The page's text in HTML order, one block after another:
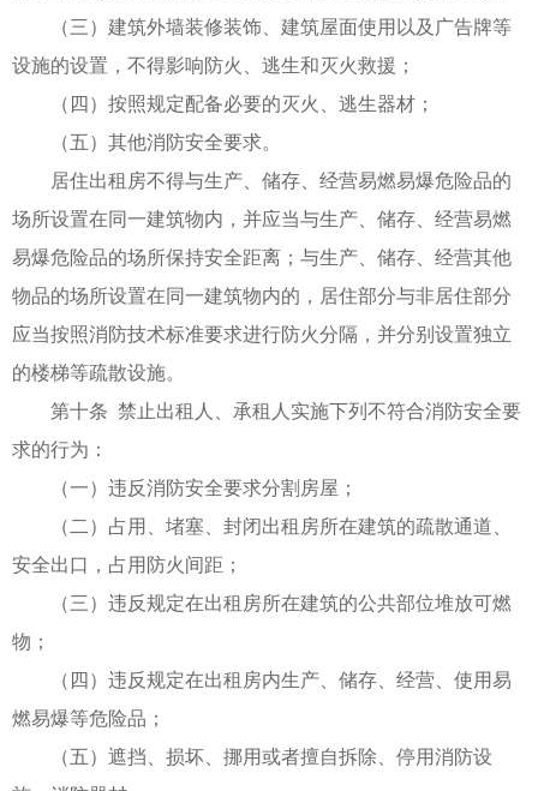
（三）建筑外墙装修装饰、建筑屋面使用以及广告牌等
设施的设置，不得影响防火、逃生和灭火救援；
（四）按照规定配备必要的灭火、逃生器材；
（五）其他消防安全要求。
居住出租房不得与生产、储存、经营易燃易爆危险品的
场所设置在同一建筑物内，并应当与生产、储存、经营易燃
易爆危险品的场所保持安全距离；与生产、储存、经营其他
物品的场所设置在同一建筑物内的，居住部分与非居住部分
应当按照消防技术标准要求进行防火分隔，并分别设置独立
的楼梯等疏散设施。
第十条 禁止出租人、承租人实施下列不符合消防安全要
求的行为：
（一）违反消防安全要求分割房屋；
（二）占用、堵塞、封闭出租房所在建筑的疏散通道、
安全出口，占用防火间距；
（三）违反规定在出租房所在建筑的公共部位堆放可燃
物；
（四）违反规定在出租房内生产、储存、经营、使用易
燃易爆等危险品；
（五）遮挡、损坏、挪用或者擅自拆除、停用消防设